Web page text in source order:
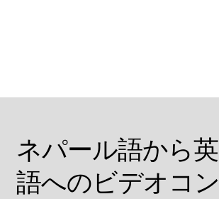
ネパール語から英
語へのビデオコン